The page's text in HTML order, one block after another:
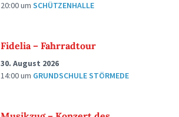
20:00um SCHÜTZENHALLE
Fidelia – Fahrradtour
30. August 2026
14:00um GRUNDSCHULE STÖRMEDE